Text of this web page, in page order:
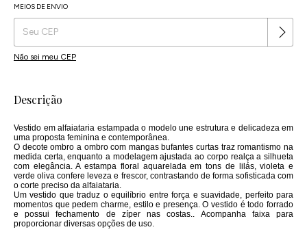
Entregas para o CEP:
MEIOS DE ENVIO
Não sei meu CEP
Descrição
Vestido em alfaiataria estampada o modelo une estrutura e delicadeza em
uma proposta feminina e contemporânea.
O decote ombro a ombro com mangas bufantes curtas traz romantismo na
medida certa, enquanto a modelagem ajustada ao corpo realça a silhueta
com elegância. A estampa floral aquarelada em tons de lilás, violeta e
verde oliva confere leveza e frescor, contrastando de forma sofisticada com
o corte preciso da alfaiataria.
Um vestido que traduz o equilíbrio entre força e suavidade, perfeito para
momentos que pedem charme, estilo e presença. O vestido é todo forrado
e possui fechamento de zíper nas costas.. Acompanha faixa para
proporcionar diversas opções de uso.